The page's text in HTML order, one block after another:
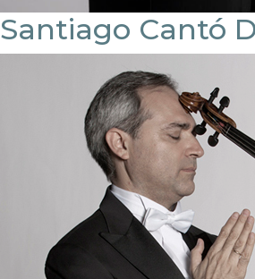
Santiago Cantó